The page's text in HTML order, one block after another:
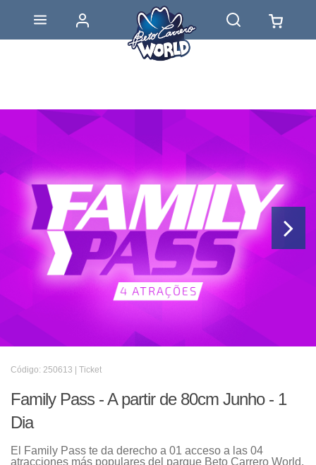
Código: 250613 | Ticket
Family Pass - A partir de 80cm Junho - 1
Dia
El Family Pass te da derecho a 01 acceso a las 04
atracciones más populares del parque Beto Carrero World.